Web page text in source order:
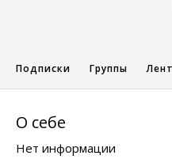
Подписки Группы
О себе
Нет информации